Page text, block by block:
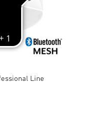
Line